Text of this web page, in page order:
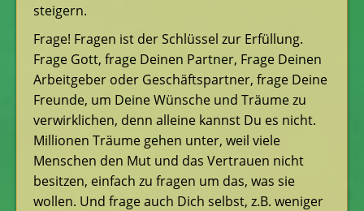
steigern.
Frage! Fragen ist der Schlüssel zur Erfüllung.
Frage Gott, frage Deinen Partner, Frage Deinen
Arbeitgeber oder Geschäftspartner, frage Deine
Freunde, um Deine Wünsche und Träume zu
verwirklichen, denn alleine kannst Du es nicht.
Millionen Träume gehen unter, weil viele
Menschen den Mut und das Vertrauen nicht
besitzen, einfach zu fragen um das, was sie
wollen. Und frage auch Dich selbst, z.B. weniger